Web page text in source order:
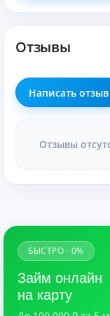
обслуживание
Отзывы
Написать отзыв
Отзывы
БЫСТРО · 0%
Займ онлайн
на карту